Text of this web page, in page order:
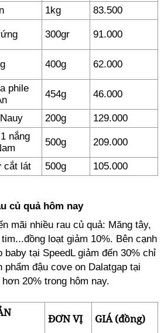
1kg
83.500
300gr 91.000
400g 62.000
phile
454g 46.000
200g 129.000
nắng
500g 209.000
cắt lát 500g 105.000
củ quả hôm nay
mãi nhiều rau củ quả: Măng tây,
loạt giảm 10%. Bên cạnh
baby tại SpeedL giảm đến 30% chỉ
phẩm đậu cove on Dalatgap tại
20% trong hôm nay.
ĐƠN VỊ GIÁ (đồng)